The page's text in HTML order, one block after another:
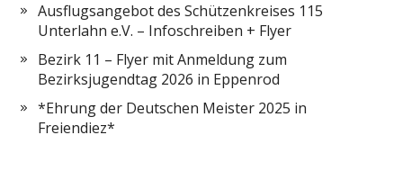
Ausflugsangebot des Schützenkreises 115
Unterlahn e.V. – Infoschreiben + Flyer
Bezirk 11 – Flyer mit Anmeldung zum
Bezirksjugendtag 2026 in Eppenrod
*Ehrung der Deutschen Meister 2025 in
Freiendiez*